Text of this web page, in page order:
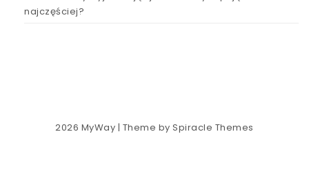
najczęściej?
2026 MyWay | Theme bySpiracle Themes